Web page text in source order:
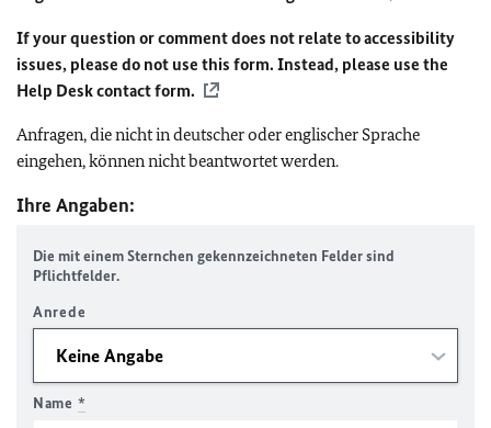
If your question or comment does not relate to accessibility
issues, please do not use this form. Instead, please use the
Help Desk contact form.
Anfragen, die nicht in deutscher oder englischer Sprache
eingehen, können nicht beantwortet werden.
Ihre Angaben:
Die mit einem Sternchen gekennzeichneten Felder sind
Pflichtfelder.
Anrede
Name *